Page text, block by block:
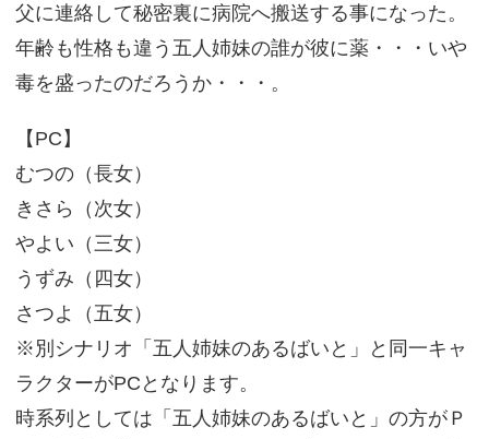
父に連絡して秘密裏に病院へ搬送する事になった。
年齢も性格も違う五人姉妹の誰が彼に薬・・・いや
毒を盛ったのだろうか・・・。
【PC】
むつの（長女）
きさら（次女）
やよい（三女）
うずみ（四女）
さつよ（五女）
※別シナリオ「五人姉妹のあるばいと」と同一キャ
ラクターがPCとなります。
時系列としては「五人姉妹のあるばいと」の方がＰ